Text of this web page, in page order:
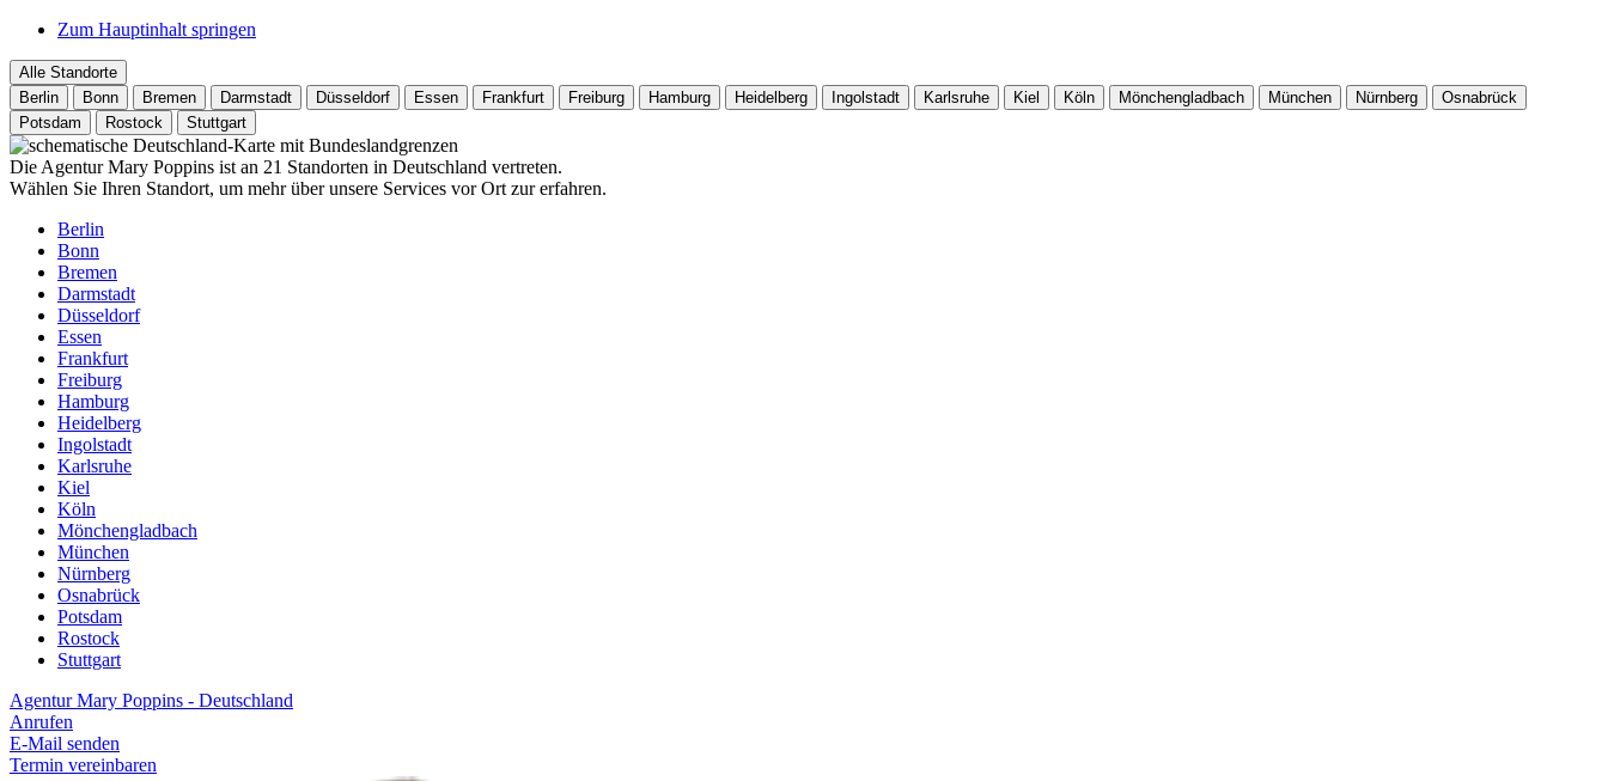
Zum Hauptinhalt springen
Alle Standorte
Berlin
Bonn Bremen Darmstadt Düsseldorf Essen Frankfurt Freiburg Hamburg Heidelberg Ingolstadt Karlsruhe Kiel Köln Mönchengladbach München Nürnberg
Osnabrück
Potsdam
Rostock Stuttgart
Die Agentur Mary Poppins ist an 21 Standorten in Deutschland vertreten.
Wählen Sie Ihren Standort, um mehr über unsere Services vor Ort zur erfahren.
Berlin
Bonn
Bremen
Darmstadt
Düsseldorf
Essen
Frankfurt
Freiburg
Hamburg
Heidelberg
Ingolstadt
Karlsruhe
Kiel
Köln
Mönchengladbach
München
Nürnberg
Osnabrück
Potsdam
Rostock
Stuttgart
Agentur Mary Poppins - Deutschland
Anrufen
E-Mail senden
Termin vereinbaren